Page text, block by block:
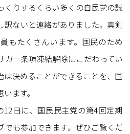
くりするくらい多くの自民党の議
訳ないと連絡がありました。真剣
もたくさんいます。国民のため
ガー条項凍結解除にこだわってい
は決めることができることを、国
ます。
12日に、国民民主党の第4回定期
でも参加できます。ぜひご覧くだ